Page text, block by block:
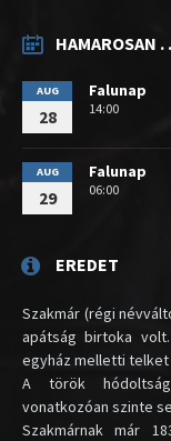
HAMAROSAN .
AUG
28
Falunap
14:00
AUG
29
Falunap
06:00
EREDET
Szakmár (régi
apátság birtoka
egyház melletti telket
A török
vonatkozóan szinte
Szakmárnak már